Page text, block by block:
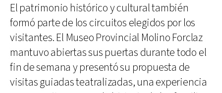
El patrimonio histórico y cultural también
formó parte de los circuitos elegidos por los
visitantes. El Museo Provincial Molino Forclaz
mantuvo abiertas sus puertas durante todo el
fin de semana y presentó su propuesta de
visitas guiadas teatralizadas, una experiencia